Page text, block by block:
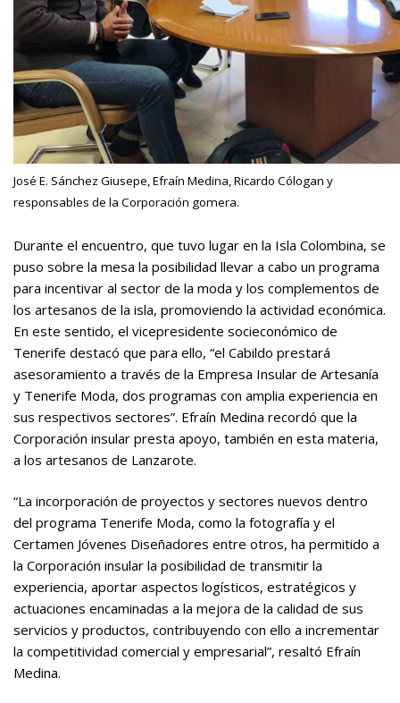
José E. Sánchez Giusepe, Efraín Medina, Ricardo Cólogan y
responsables de la Corporación gomera.
Durante el encuentro, que tuvo lugar en la Isla Colombina, se
puso sobre la mesa la posibilidad llevar a cabo un programa
para incentivar al sector de la moda y los complementos de
los artesanos de la isla, promoviendo la actividad económica.
En este sentido, el vicepresidente socieconómico de
Tenerife destacó que para ello, “el Cabildo prestará
asesoramiento a través de la Empresa Insular de Artesanía
y Tenerife Moda, dos programas con amplia experiencia en
sus respectivos sectores”. Efraín Medina recordó que la
Corporación insular presta apoyo, también en esta materia,
a los artesanos de Lanzarote.
“La incorporación de proyectos y sectores nuevos dentro
del programa Tenerife Moda, como la fotografía y el
Certamen Jóvenes Diseñadores entre otros, ha permitido a
la Corporación insular la posibilidad de transmitir la
experiencia, aportar aspectos logísticos, estratégicos y
actuaciones encaminadas a la mejora de la calidad de sus
servicios y productos, contribuyendo con ello a incrementar
la competitividad comercial y empresarial”, resaltó Efraín
Medina.